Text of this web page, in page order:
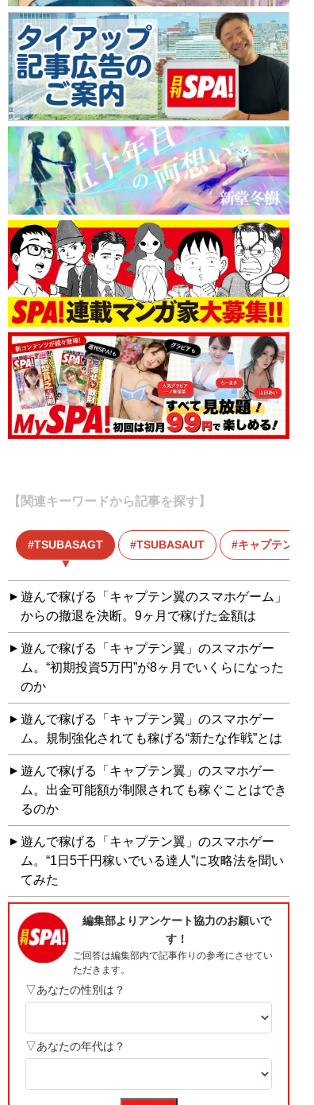
【関連キーワードから記事を探す】
TSUBASAGT TSUBASAUT キャプテン翼
遊んで稼げる「キャプテン翼のスマホゲーム」
からの撤退を決断。9ヶ月で稼げた金額は
遊んで稼げる「キャプテン翼」のスマホゲー
ム。“初期投資5万円”が8ヶ月でいくらになった
のか
遊んで稼げる「キャプテン翼」のスマホゲー
ム。規制強化されても稼げる“新たな作戦”とは
遊んで稼げる「キャプテン翼」のスマホゲー
ム。出金可能額が制限されても稼ぐことはでき
るのか
遊んで稼げる「キャプテン翼」のスマホゲー
ム。“1日5千円稼いでいる達人”に攻略法を聞い
てみた